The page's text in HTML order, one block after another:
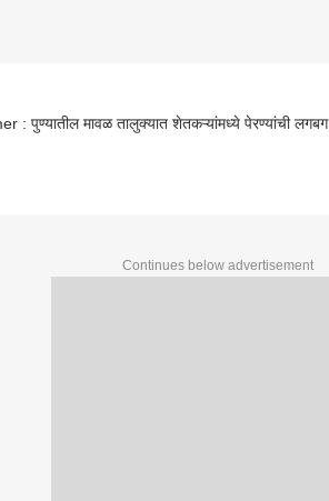
: पुण्यातील मावळ तालुक्यात शेतकऱ्यांमध्ये पेरण्यांची लगबग
Continues below advertisement